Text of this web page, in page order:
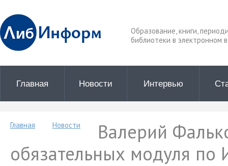
Образование, книги,
библиотеки в электронном
Главная Новости Интервью
Главная Новости
Валерий
обязательных модуля по